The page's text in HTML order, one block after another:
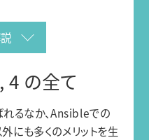
4 の全て
るなか、Ansibleでの
にも多くのメリットを生